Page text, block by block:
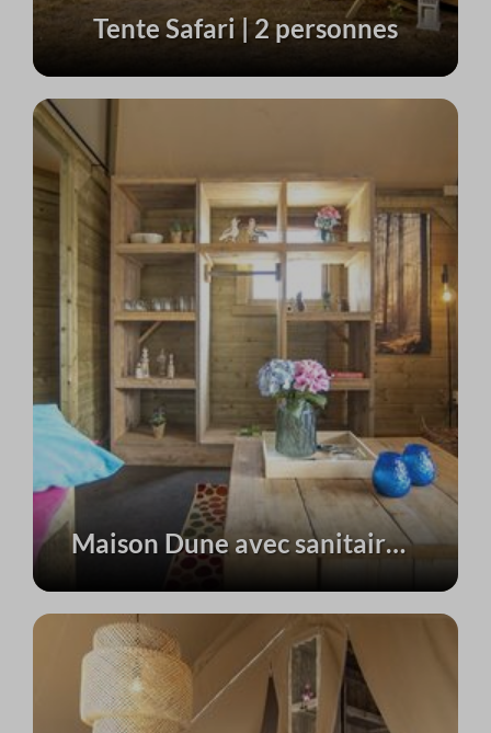
Tente Safari | 2 personnes
Maison Dune avec sanitaires privés | 4 personnes